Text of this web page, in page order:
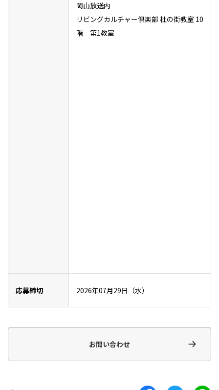
岡山放送内
リビングカルチャー倶楽部 杜の街教室 10
階 第1教室
応募締切 2026年07月29日（水）
お問い合わせ